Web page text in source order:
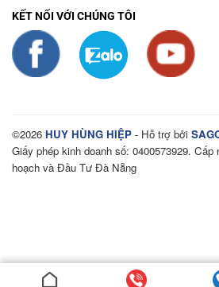
KẾT NỐI VỚI CHÚNG TÔI
©2026 HUY HÙNG HIỆP - Hỗ trợ bởi
Giấy phép kinh doanh số: 0400573929.
hoạch và Đầu Tư Đà Nẵng